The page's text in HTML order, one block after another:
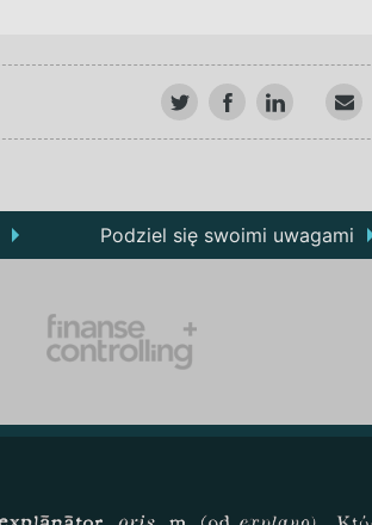
Podziel się swoimi uwagami